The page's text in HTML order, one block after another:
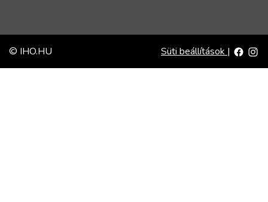
© IHO.HU Süti beállítások |